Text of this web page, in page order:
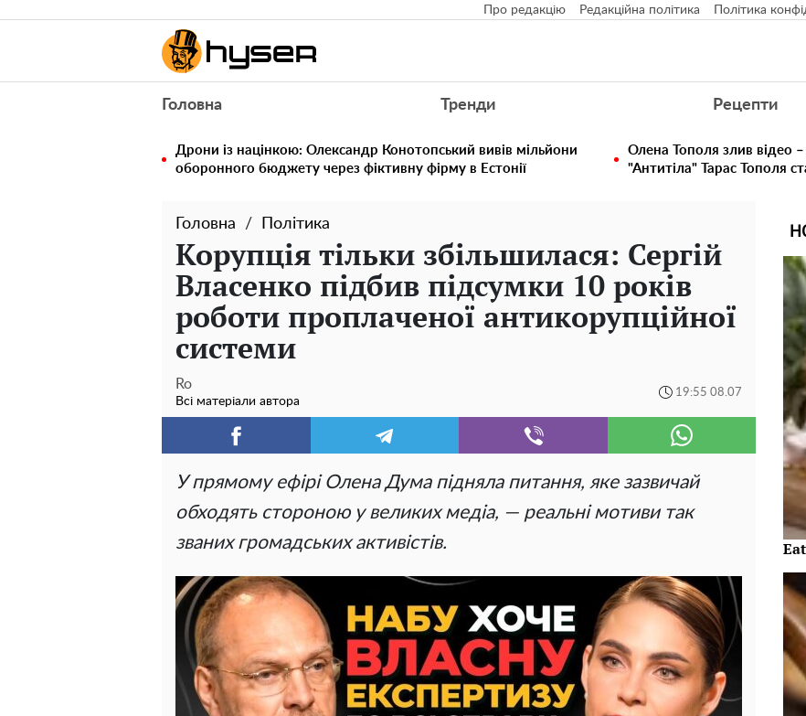
Про редакцію Редакційна політика Політика
Головна Тренди Рецепти
Дрони із націнкою: Олександр Конотопський вивів мільйони
оборонного бюджету через фіктивну фірму в Естонії
Олена Тополя злив відео
"Антитіла" Тарас Тополя
Головна Політика
Корупція тільки збільшилася: Сергій
Власенко підбив підсумки 10 років
роботи проплаченої антикорупційної
системи
Ro
Всі матеріали автора
19:55 08.07
У прямому ефірі Олена Дума підняла питання, яке зазвичай
обходять стороною у великих медіа, — реальні мотиви так
званих громадських активістів.